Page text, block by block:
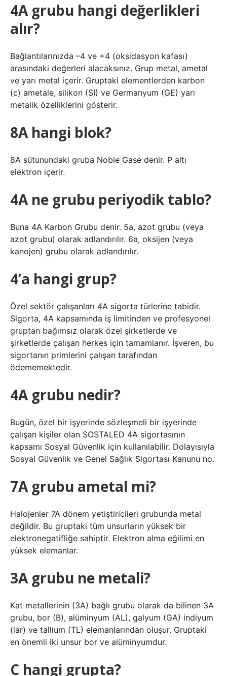
4A grubu hangi değerlikleri
alır?
Bağlantılarınızda –4 ve +4 (oksidasyon kafası)
arasındaki değerleri alacaksınız. Grup metal, ametal
ve yarı metal içerir. Gruptaki elementlerden karbon
(c) ametale, silikon (SI) ve Germanyum (GE) yarı
metalik özelliklerini gösterir.
8A hangi blok?
8A sütunundaki gruba Noble Gase denir. P altı
elektron içerir.
4A ne grubu periyodik tablo?
Buna 4A Karbon Grubu denir. 5a, azot grubu (veya
azot grubu) olarak adlandırılır. 6a, oksijen (veya
kanojen) grubu olarak adlandırılır.
4’a hangi grup?
Özel sektör çalışanları 4A sigorta türlerine tabidir.
Sigorta, 4A kapsamında iş limitinden ve profesyonel
gruptan bağımsız olarak özel şirketlerde ve
şirketlerde çalışan herkes için tamamlanır. İşveren, bu
sigortanın primlerini çalışan tarafından
ödememektedir.
4A grubu nedir?
Bugün, özel bir işyerinde sözleşmeli bir işyerinde
çalışan kişiler olan SOSTALED 4A sigortasının
kapsamı Sosyal Güvenlik için kullanılabilir. Dolayısıyla
Sosyal Güvenlik ve Genel Sağlık Sigortası Kanunu no.
7A grubu ametal mi?
Halojenler 7A dönem yetiştiricileri grubunda metal
değildir. Bu gruptaki tüm unsurların yüksek bir
elektronegatifliğe sahiptir. Elektron alma eğilimi en
yüksek elemanlar.
3A grubu ne metali?
Kat metallerinin (3A) bağlı grubu olarak da bilinen 3A
grubu, bor (B), alüminyum (AL), galyum (GA) indiyum
(lar) ve tallium (TL) elemanlarından oluşur. Gruptaki
en önemli iki unsur bor ve alüminyumdur.
C hangi grupta?